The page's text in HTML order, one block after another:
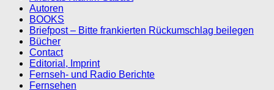
Autoren
BOOKS
Briefpost – Bitte frankierten Rückumschlag beilegen
Bücher
Contact
Editorial, Imprint
Fernseh- und Radio Berichte
Fernsehen